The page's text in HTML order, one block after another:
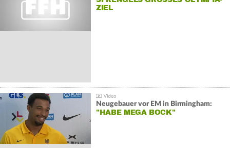
IEL
Neugebauer vor EM in Birmingham:
"HABE MEGA BOCK"